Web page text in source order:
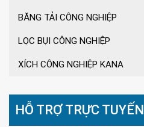
BĂNG TẢI CÔNG NGHIỆP
LỌC BỤI CÔNG NGHIỆP
XÍCH CÔNG NGHIỆP KANA
HỖ TRỢ TRỰC TUYẾN